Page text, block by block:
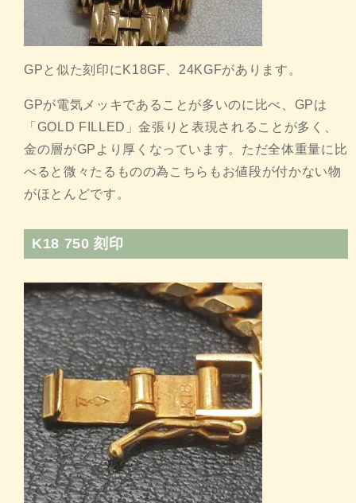
GPと似た刻印にK18GF、24KGFがあります。
GPが電気メッキであることが多いのに比べ、GPは
「GOLD FILLED」金張りと表現されることが多く、
金の層がGPより厚くなっています。ただ全体重量に比
べると微々たるものの為こちらもお値段が付かない物
がほとんどです。
K18 750 刻印